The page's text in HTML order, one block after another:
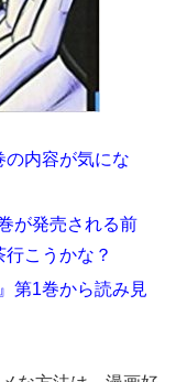
の内容が気にな
が発売される前
こうかな？
第1巻から読み見